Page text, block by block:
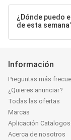
¿Dónde puedo
de esta
Información
Preguntas más
¿Quieres anunciar?
Todas las ofertas
Marcas
Aplicación
Acerca de nosotros